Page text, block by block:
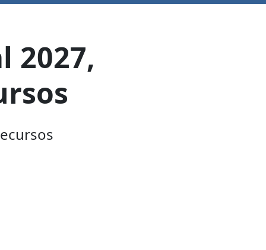
2027,